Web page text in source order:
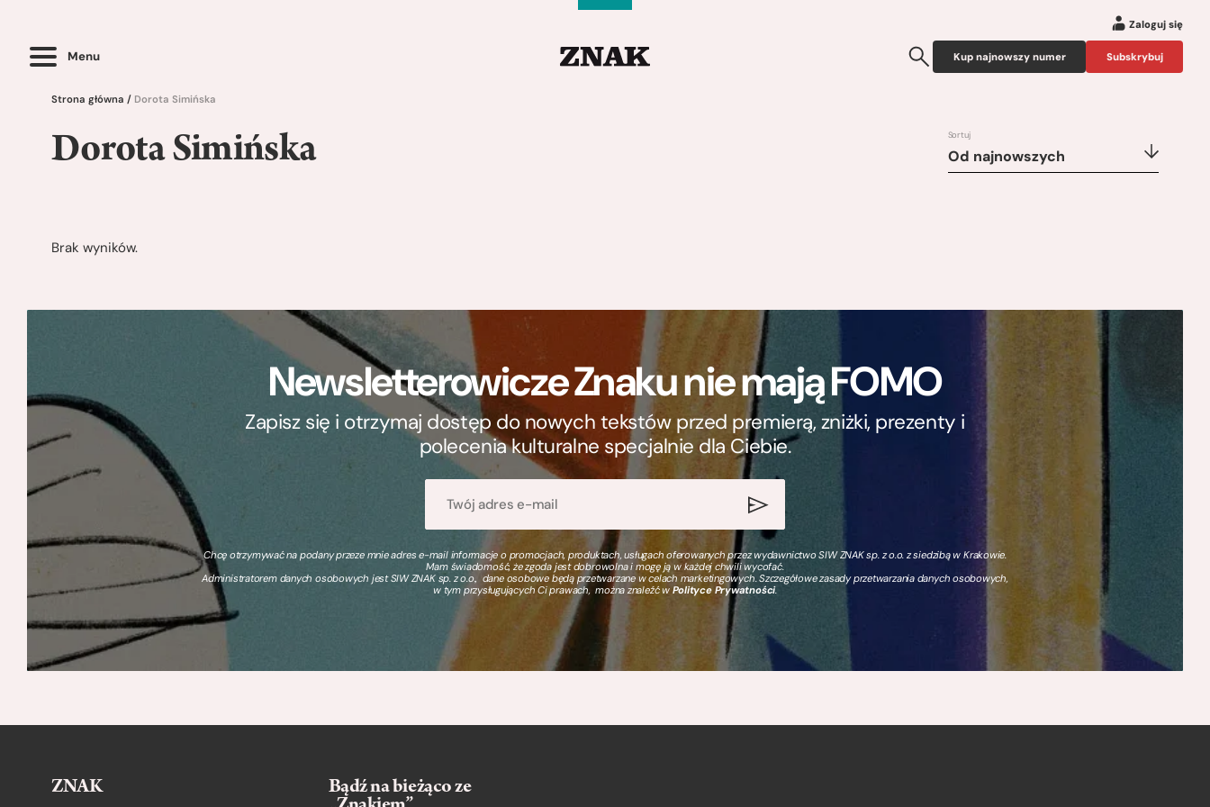
Menu
Zaloguj się
Kup najnowszy numer Subskrybuj
Strona główna / Dorota Simińska
Dorota Simińska Sortuj
Od najnowszych
Brak wyników.
Newsletterowicze Znaku nie mają FOMO
Zapisz się i otrzymaj dostęp do nowych tekstów przed premierą, zniżki, prezenty i
polecenia kulturalne specjalnie dla Ciebie.
Chcę otrzymywać na podany przeze mnie adres e-mail informacje o promocjach, produktach, usługach oferowanych przez wydawnictwo SIW ZNAK sp. z o.o. z siedzibą w Krakowie.
Mam świadomość, że zgoda jest dobrowolna i mogę ją w każdej chwili wycofać.
Administratorem danych osobowych jest SIW ZNAK sp. z o.o., dane osobowe będą przetwarzane w celach marketingowych. Szczegółowe zasady przetwarzania danych osobowych,
w tym przysługujących Ci prawach, można znaleźć wPolityce Prywatności.
ZNAK
Bądź na bieżąco ze